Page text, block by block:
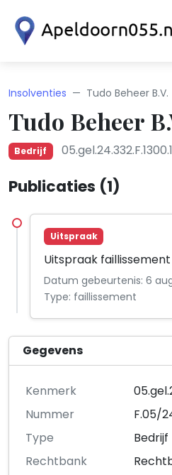
Insolventies Tudo Beheer B.V.
Tudo Beheer
Bedrijf
Publicaties (1)
Uitspraak
Uitspraak
Datum gebeurtenis: 6
Type: faillissement
Gegevens
Kenmerk
Nummer
F.05/
Type
Bedrijf
Rechtbank